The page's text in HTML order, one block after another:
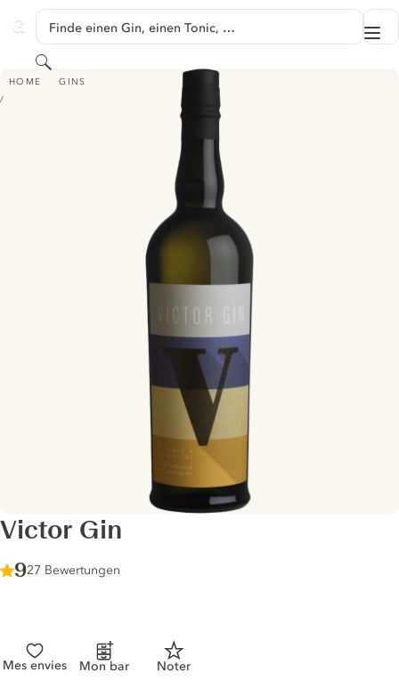
GINVENTORY
Finde einen Gin, einen Tonic, …
Suchen
HOME GINS
VICTOR GIN
Victor Gin
Score :
9/ 10
27 Bewertungen
Mes envies Mon bar Noter